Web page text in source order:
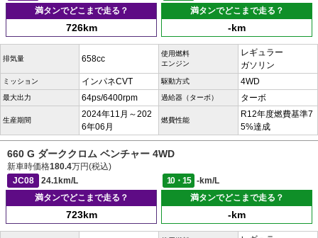
満タンでどこまで走る？
726km
満タンでどこまで走る？
-km
排気量 658cc
使用燃料
エンジン
レギュラー
ガソリン
ミッション インパネCVT 駆動方式 4WD
最大出力 64ps/6400rpm 過給器（ターボ） ターボ
生産期間
2024年11月～202
6年06月
燃費性能
R12年度燃費基準7
5%達成
660 G ダーククロム ベンチャー 4WD
新車時価格180.4万円(税込)
JC08
24.1km/L 10・15
-km/L
満タンでどこまで走る？
723km
満タンでどこまで走る？
-km